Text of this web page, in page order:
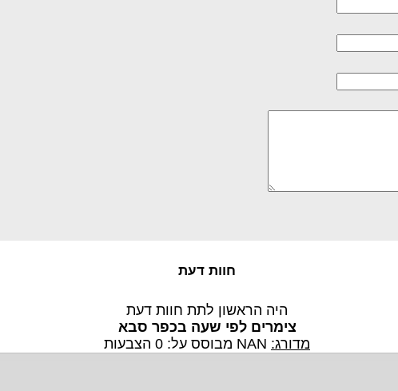
חוות דעת
היה הראשון לתת חוות דעת
צימרים לפי שעה בכפר סבא
מדורג: NAN מבוסס על: 0 הצבעות